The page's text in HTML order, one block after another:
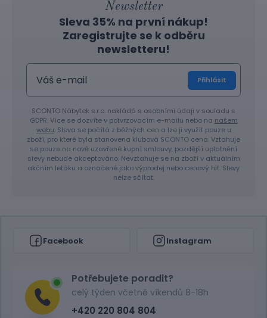
Newsletter
Sleva 35% na první nákup!
Zaregistrujte se k odběru
newsletteru!
Přihlásit
SCONTO Nábytek s.r.o. nakládá s osobními údaji v souladu s
GDPR. Více se dozvíte v potvrzovacím e-mailu nebo na našem
webu. Sleva se počítá z běžných cen a lze ji využít pouze u
zboží, pro které byla stanovena klubová SCONTO cena. Vztahuje
se pouze na nově uzavřené kupní smlouvy, pozdější uplatnění
slevy nebude akceptováno. Nevztahuje se na zboží v aktuálním
akčním letáku a označené jako výprodej nebo cenový hit. Slevy
nelze sčítat.
Facebook Instagram
Potřebujete poradit?
celý týden včetně víkendů 8-18h
+420 220 804 804